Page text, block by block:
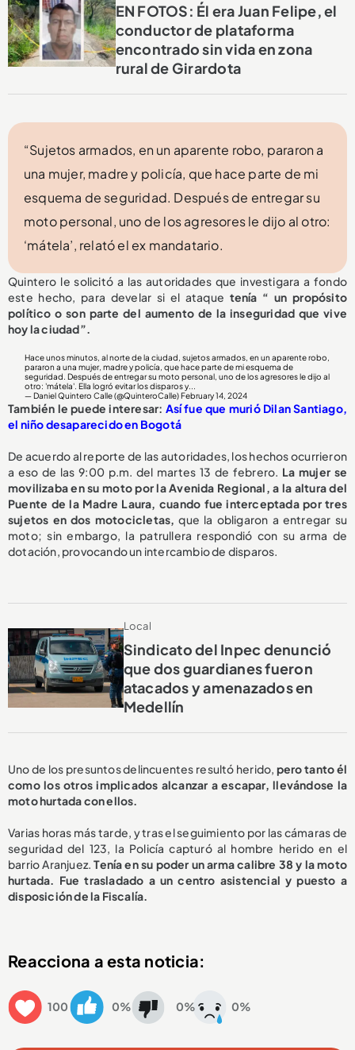
EN FOTOS: Él era Juan Felipe, el
conductor de plataforma
encontrado sin vida en zona
rural de Girardota
“Sujetos armados, en un aparente robo, pararon a
una mujer, madre y policía, que hace parte de mi
esquema de seguridad. Después de entregar su
moto personal, uno de los agresores le dijo al otro:
‘mátela’, relató el ex mandatario.
Quintero le solicitó a las autoridades que investigara a fondo
este hecho, para develar si el ataque tenía “ un propósito
político o son parte del aumento de la inseguridad que vive
hoy la ciudad”.
Hace unos minutos, al norte de la ciudad, sujetos armados, en un aparente robo,
pararon a una mujer, madre y policía, que hace parte de mi esquema de
seguridad. Después de entregar su moto personal, uno de los agresores le dijo al
otro: 'mátela'. Ella logró evitar los disparos y...
— Daniel Quintero Calle (@QuinteroCalle)February 14, 2024
También le puede interesar: Así fue que murió Dilan Santiago,
el niño desaparecido en Bogotá
De acuerdo al reporte de las autoridades, los hechos ocurrieron
a eso de las 9:00 p.m. del martes 13 de febrero. La mujer se
movilizaba en su moto por la Avenida Regional, a la altura del
Puente de la Madre Laura, cuando fue interceptada por tres
sujetos en dos motocicletas,que la obligaron a entregar su
moto; sin embargo, la patrullera respondió con su arma de
dotación, provocando un intercambio de disparos.
Local
Sindicato del Inpec denunció
que dos guardianes fueron
atacados y amenazados en
Medellín
Uno de los presuntos delincuentes resultó herido, pero tanto él
como los otros implicados alcanzar a escapar, llevándose la
moto hurtada con ellos.
Varias horas más tarde, y tras el seguimiento por las cámaras de
seguridad del 123, la Policía capturó al hombre herido en el
barrio Aranjuez. Tenía en su poder un arma calibre 38 y la moto
hurtada. Fue trasladado a un centro asistencial y puesto a
disposición de la Fiscalía.
Reacciona a esta noticia:
100 0% 0% 0%